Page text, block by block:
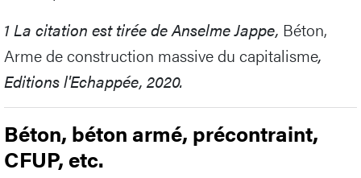
1La citation est tirée de Anselme Jappe, Béton,
Arme de construction massive du capitalisme,
Editions l'Echappée, 2020.
Béton, béton armé, précontraint,
CFUP, etc.